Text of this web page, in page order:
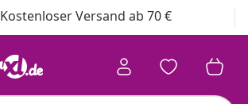
Kostenloser Versand ab 70 €